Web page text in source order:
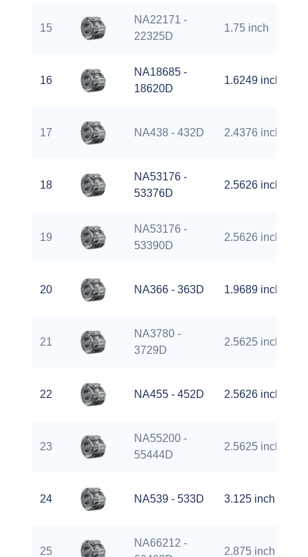
15
NA22171 -
22325D
1.75 inch
16
NA18685 -
18620D
1.6249 inch
17 NA438 - 432D 2.4376 inch
18
NA53176 -
53376D
2.5626 inch
19
NA53176 -
53390D
2.5626 inch
20 NA366 - 363D 1.9689 inch
21
NA3780 -
3729D
2.5625 inch
22 NA455 - 452D 2.5626 inch
23
NA55200 -
55444D
2.5625 inch
24 NA539 - 533D 3.125 inch
25
NA66212 -
2.875 inch